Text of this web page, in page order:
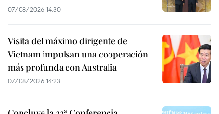
07/08/2026 14:30
Visita del máximo dirigente de
Vietnam impulsan una cooperación
más profunda con Australia
07/08/2026 14:23